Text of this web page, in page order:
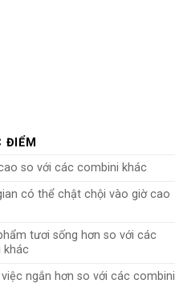
ĐIỂM
so với các combini khác
có thể chật chội vào giờ cao
tươi sống hơn so với các
khác
ngắn hơn so với các combini